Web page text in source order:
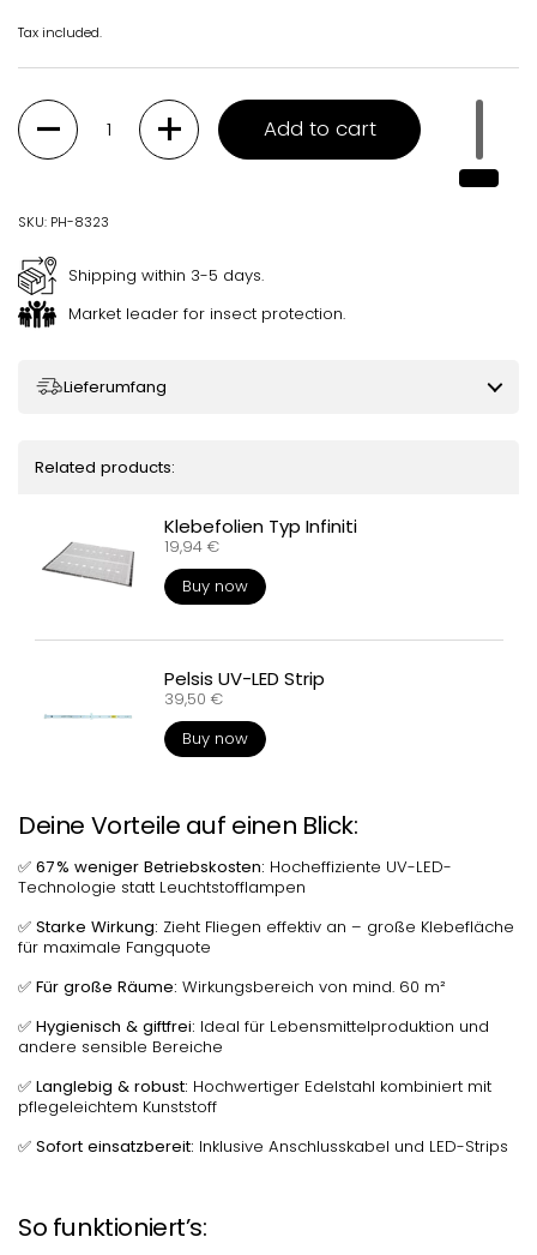
Tax included.
Quantity
Add to cart
SKU: PH-8323
Shipping within 3-5 days.
Market leader for insect protection.
Lieferumfang
Related products:
Klebefolien Typ Infiniti
Regular price
19,94 €
Buy now
Pelsis UV-LED Strip
Regular price
39,50 €
Buy now
Deine Vorteile auf einen Blick:
✅ 67 % weniger Betriebskosten: Hocheffiziente UV-LED-
Technologie statt Leuchtstofflampen
✅ Starke Wirkung: Zieht Fliegen effektiv an – große Klebefläche
für maximale Fangquote
✅ Für große Räume: Wirkungsbereich von mind. 60 m²
✅ Hygienisch & giftfrei: Ideal für Lebensmittelproduktion und
andere sensible Bereiche
✅ Langlebig & robust: Hochwertiger Edelstahl kombiniert mit
pflegeleichtem Kunststoff
✅ Sofort einsatzbereit: Inklusive Anschlusskabel und LED-Strips
So funktioniert’s: